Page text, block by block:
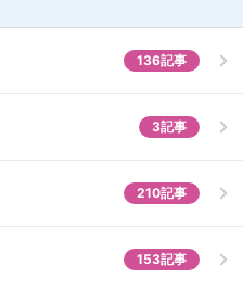
136記事
3記事
210記事
153記事